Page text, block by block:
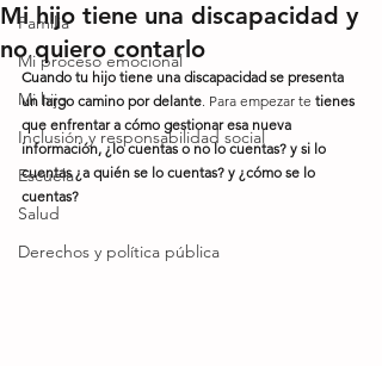
Familia
Mi proceso emocional
Mi hijo
Inclusión y responsabilidad social
Escuela
Salud
Derechos y política pública
Mi hijo tiene una discapacidad y
no quiero contarlo
Cuando tu hijo tiene una discapacidad se presenta
un largo camino por delante. Para empezar te tienes
que enfrentar a cómo gestionar esa nueva
información, ¿lo cuentas o no lo cuentas? y si lo
cuentas ¿a quién se lo cuentas? y ¿cómo se lo
cuentas?